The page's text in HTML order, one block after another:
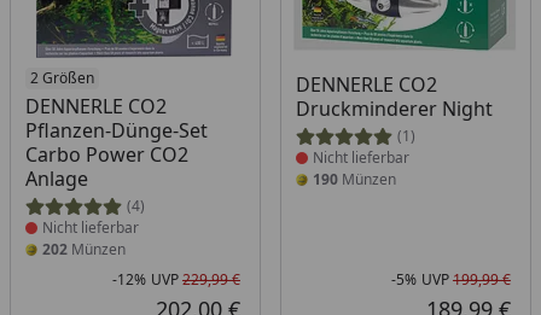
2 Größen
DENNERLE CO2
Pflanzen-Dünge-Set
Carbo Power CO2
Anlage
(4)
Produkt nicht lieferbar
Nicht lieferbar
202 Münzen
Rabatt in Prozent
-12%
Ursprünglicher Preis
UVP229,99 €
202,00 €
DENNERLE CO2
Druckminderer Night
(1)
Produkt nicht lieferbar
Nicht lieferbar
190Münzen
-5% UVP199,99 €
189,99 €